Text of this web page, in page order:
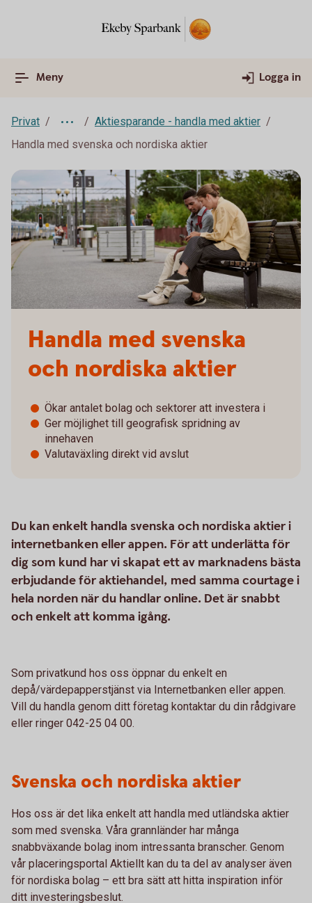
Meny Logga in
Privat
Aktiesparande - handla med aktier
Handla med svenska och nordiska aktier
Handla med svenska
och nordiska aktier
Ökar antalet bolag och sektorer att investera i
Ger möjlighet till geografisk spridning av
innehaven
Valutaväxling direkt vid avslut
Du kan enkelt handla svenska och nordiska aktier i
internetbanken eller appen. För att underlätta för
dig som kund har vi skapat ett av marknadens bästa
erbjudande för aktiehandel, med samma courtage i
hela norden när du handlar online. Det är snabbt
och enkelt att komma igång.
Som privatkund hos oss öppnar du enkelt en
depå/värdepapperstjänst via Internetbanken eller appen.
Vill du handla genom ditt företag kontaktar du din rådgivare
eller ringer 042-25 04 00.
Svenska och nordiska aktier
Hos oss är det lika enkelt att handla med utländska aktier
som med svenska. Våra grannländer har många
snabbväxande bolag inom intressanta branscher. Genom
vår placeringsportal Aktiellt kan du ta del av analyser även
för nordiska bolag – ett bra sätt att hitta inspiration inför
ditt investeringsbeslut.